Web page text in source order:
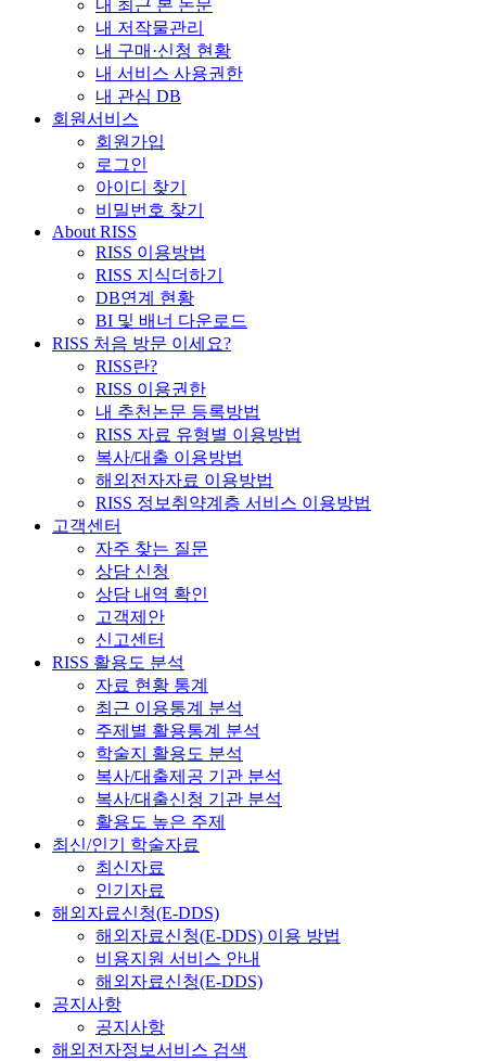
내 최근 본 논문
내 저작물관리
내 구매·신청 현황
내 서비스 사용권한
내 관심 DB
회원서비스
회원가입
로그인
아이디 찾기
비밀번호 찾기
About RISS
RISS 이용방법
RISS 지식더하기
DB연계 현황
BI 및 배너 다운로드
RISS 처음 방문 이세요?
RISS란?
RISS 이용권한
내 추천논문 등록방법
RISS 자료 유형별 이용방법
복사/대출 이용방법
해외전자자료 이용방법
RISS 정보취약계층 서비스 이용방법
고객센터
자주 찾는 질문
상담 신청
상담 내역 확인
고객제안
신고센터
RISS 활용도 분석
자료 현황 통계
최근 이용통계 분석
주제별 활용통계 분석
학술지 활용도 분석
복사/대출제공 기관 분석
복사/대출신청 기관 분석
활용도 높은 주제
최신/인기 학술자료
최신자료
인기자료
해외자료신청(E-DDS)
해외자료신청(E-DDS) 이용 방법
비용지원 서비스 안내
해외자료신청(E-DDS)
공지사항
공지사항
해외전자정보서비스 검색